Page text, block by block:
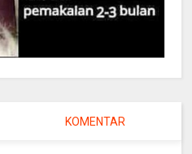
KOMENTAR